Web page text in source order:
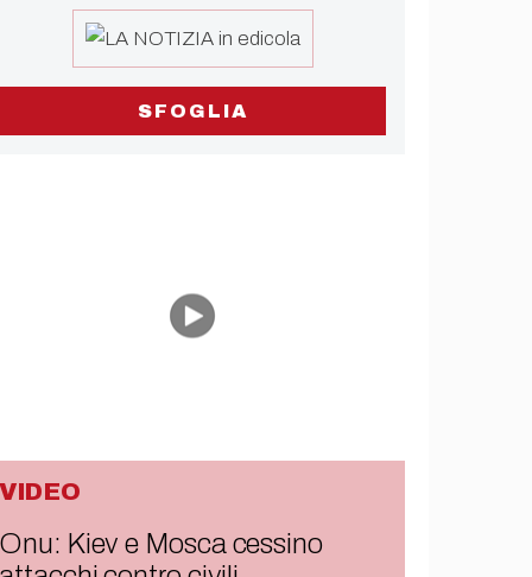
SFOGLIA
VIDEO
Onu: Kiev e Mosca cessino